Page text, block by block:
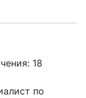
18
по